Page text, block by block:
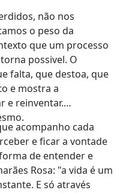
não nos
o peso da
que um processo
possivel. O
falta, que destoa, que
e mostra a
e reinventar.
acompanho cada
e ficar a vontade
de entender e
Rosa: "a vida é um
E só através